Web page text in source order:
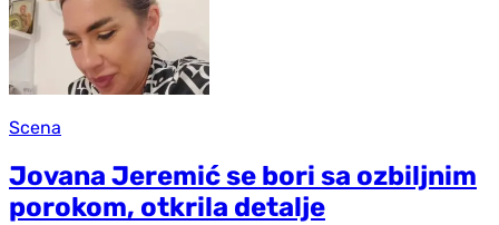
Scena
Jovana Jeremić se bori sa ozbiljnim
porokom, otkrila detalje